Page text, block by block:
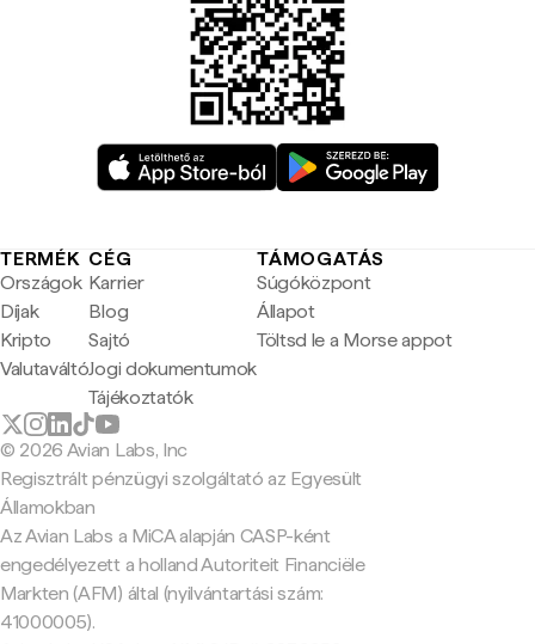
TERMÉK
Országok
Díjak
Kripto
Valutaváltó
CÉG
Karrier
Blog
Sajtó
Jogi dokumentumok
Tájékoztatók
TÁMOGATÁS
Súgóközpont
Állapot
Töltsd le a Morse appot
© 2026 Avian Labs, Inc
Regisztrált pénzügyi szolgáltató az Egyesült
Államokban
Az Avian Labs a MiCA alapján CASP-ként
engedélyezett a holland Autoriteit Financiële
Markten (AFM) által (nyilvántartási szám:
41000005).